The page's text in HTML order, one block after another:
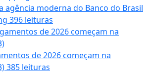
agência moderna do Banco do Brasil
396 leituras
de 2026 começam na
385 leituras